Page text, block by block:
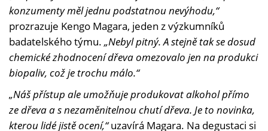
konzumenty měl jednu podstatnou nevýhodu,“
prozrazuje Kengo Magara, jeden z výzkumníků
badatelského týmu. „Nebyl pitný. A stejně tak se dosud
chemické zhodnocení dřeva omezovalo jen na produkci
biopaliv, což je trochu málo.“
„Náš přístup ale umožňuje produkovat alkohol přímo
ze dřeva a s nezaměnitelnou chutí dřeva. Je to novinka,
kterou lidé jistě ocení,“uzavírá Magara. Na degustaci si